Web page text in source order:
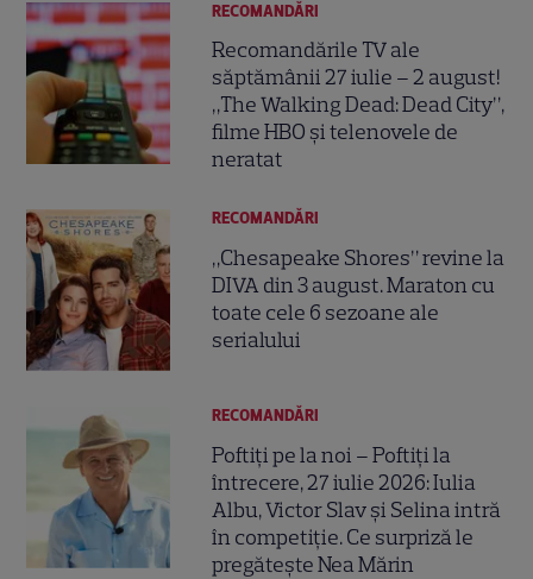
RECOMANDĂRI
Recomandările TV ale
săptămânii 27 iulie – 2 august!
„The Walking Dead: Dead City”,
filme HBO și telenovele de
neratat
RECOMANDĂRI
„Chesapeake Shores” revine la
DIVA din 3 august. Maraton cu
toate cele 6 sezoane ale
serialului
RECOMANDĂRI
Poftiți pe la noi – Poftiți la
întrecere, 27 iulie 2026: Iulia
Albu, Victor Slav și Selina intră
în competiție. Ce surpriză le
pregătește Nea Mărin